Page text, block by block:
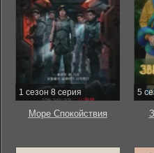
1 сезон 8 серия
Море Спокойствия
5